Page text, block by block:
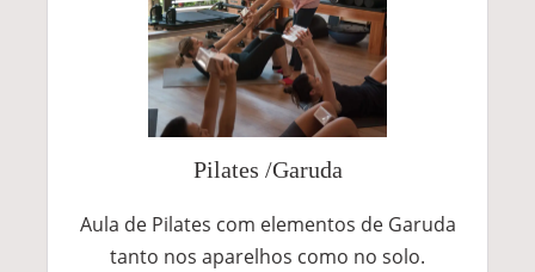
Pilates /Garuda
Aula de Pilates com elementos de Garuda
tanto nos aparelhos como no solo.